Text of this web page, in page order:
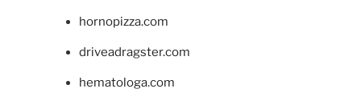
hornopizza.com
driveadragster.com
hematologa.com